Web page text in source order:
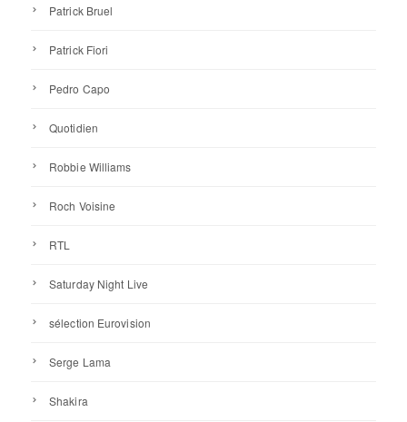
Patrick Bruel
Patrick Fiori
Pedro Capo
Quotidien
Robbie Williams
Roch Voisine
RTL
Saturday Night Live
sélection Eurovision
Serge Lama
Shakira